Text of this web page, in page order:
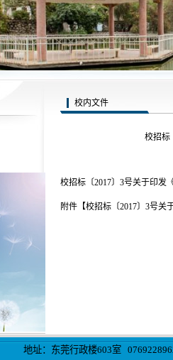
校内文件
校招标
校招标〔2017〕3号关于印发
附件【校招标〔2017〕3号关
地址：东莞行政楼603室